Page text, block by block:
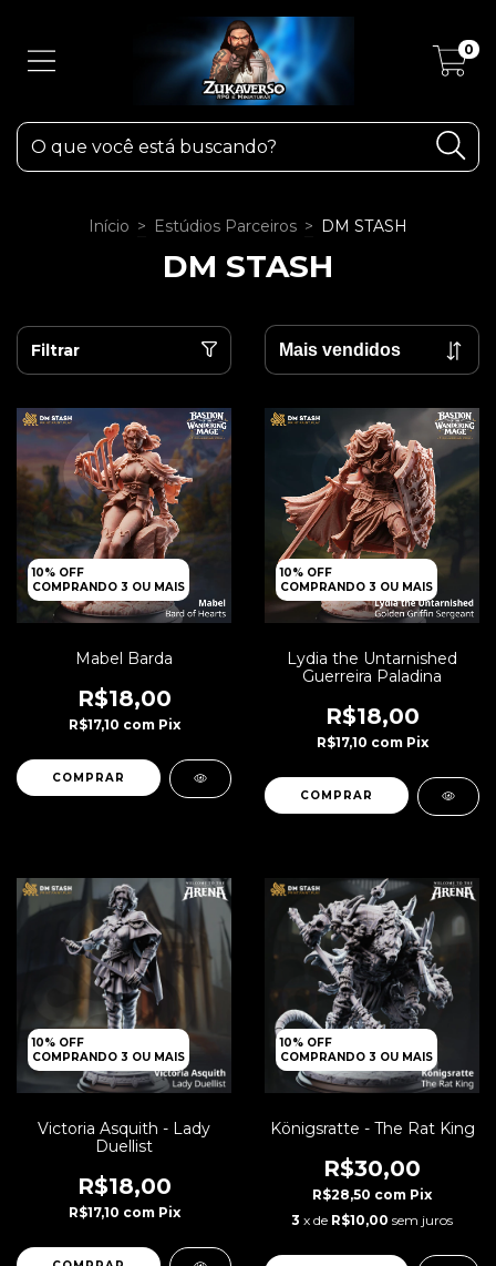
0
Início > Estúdios Parceiros > DM STASH
DM STASH
Filtrar
10% OFF
COMPRANDO 3 OU MAIS
Mabel Barda
R$18,00
R$17,10 com Pix
10% OFF
COMPRANDO 3 OU MAIS
Lydia the Untarnished
Guerreira Paladina
R$18,00
R$17,10 com Pix
10% OFF
COMPRANDO 3 OU MAIS
Victoria Asquith - Lady
Duellist
R$18,00
R$17,10 com Pix
10% OFF
COMPRANDO 3 OU MAIS
Königsratte - The Rat King
R$30,00
R$28,50 com Pix
3 x de R$10,00 sem juros